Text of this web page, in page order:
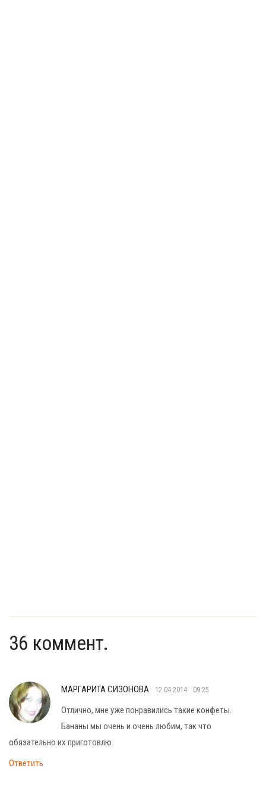
36 коммент.
МАРГАРИТА СИЗОНОВА 12.04.2014 09:25
Отлично, мне уже понравились такие конфеты.
Бананы мы очень и очень любим, так что
обязательно их приготовлю.
Ответить